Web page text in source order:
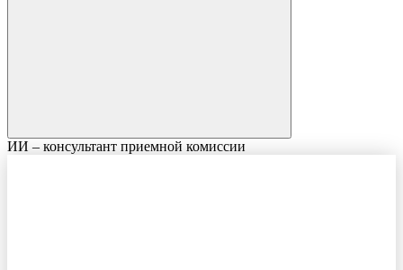
ИИ – консультант приемной комиссии